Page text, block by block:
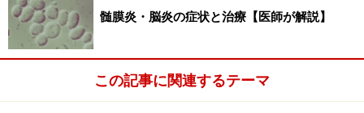
便障害が出たりすることもあります。
脊髄空洞症の検査・診断法・受診すべき診
療科は何科か
髄膜炎・脳炎の症状と治療【医師が解説】
この記事に関連するテーマ